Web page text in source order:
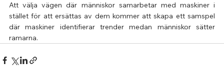
Att välja vägen där människor samarbetar med maskiner i
stället för att ersättas av dem kommer att skapa ett samspel
där maskiner identifierar trender medan människor sätter
ramarna.